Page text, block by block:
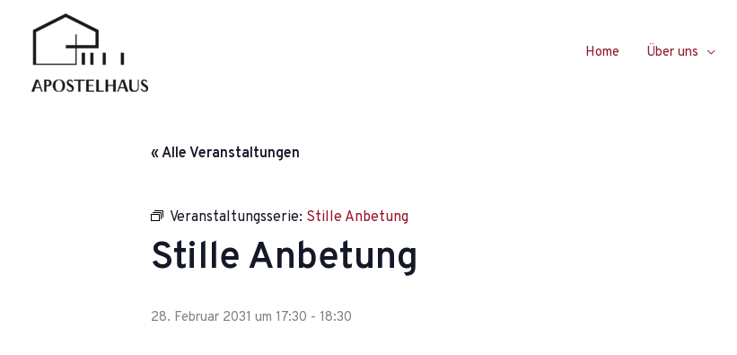
Inhalt
springen
Home Über uns
« Alle Veranstaltungen
Veranstaltungsserie: Stille Anbetung
Stille Anbetung
28. Februar 2031 um 17:30 - 18:30